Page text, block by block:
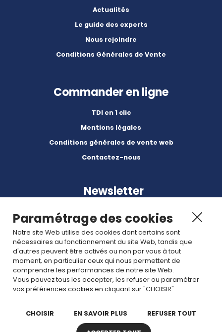
Actualités
Le guide des experts
Nous rejoindre
Conditions Générales de Vente
Commander en ligne
TDI en 1 clic
Mentions légales
Conditions générales de vente web
Contactez-nous
Newsletter
Abonnez-vous à nos dernières nouvelles et articles.
Rejoignez nous
Paramétrage des cookies
Notre site Web utilise des cookies dont certains sont
nécessaires au fonctionnement du site Web, tandis que
d'autres peuvent être activés ou non par vous à tout
moment, en particulier ceux qui nous permettent de
comprendre les performances de notre site Web.
Vous pouvez tous les accepter, les refuser ou paramétrer
vos préférences cookies en cliquant sur "CHOISIR".
CHOISIR EN SAVOIR PLUS REFUSER TOUT